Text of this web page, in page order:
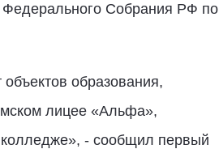
Федерального Собрания РФ по
образования,
лицее «Альфа»,
- сообщил первый